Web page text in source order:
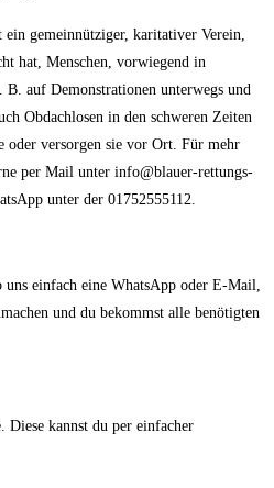
gemeinnütziger, karitativer Verein,
hat, Menschen, vorwiegend in
auf Demonstrationen unterwegs und
Obdachlosen in den schweren Zeiten
oder versorgen sie vor Ort. Für mehr
per Mail unter info@blauer-rettungs-
unter der 01752555112.
einfach eine WhatsApp oder E-Mail,
und du bekommst alle benötigten
Diese kannst du per einfacher